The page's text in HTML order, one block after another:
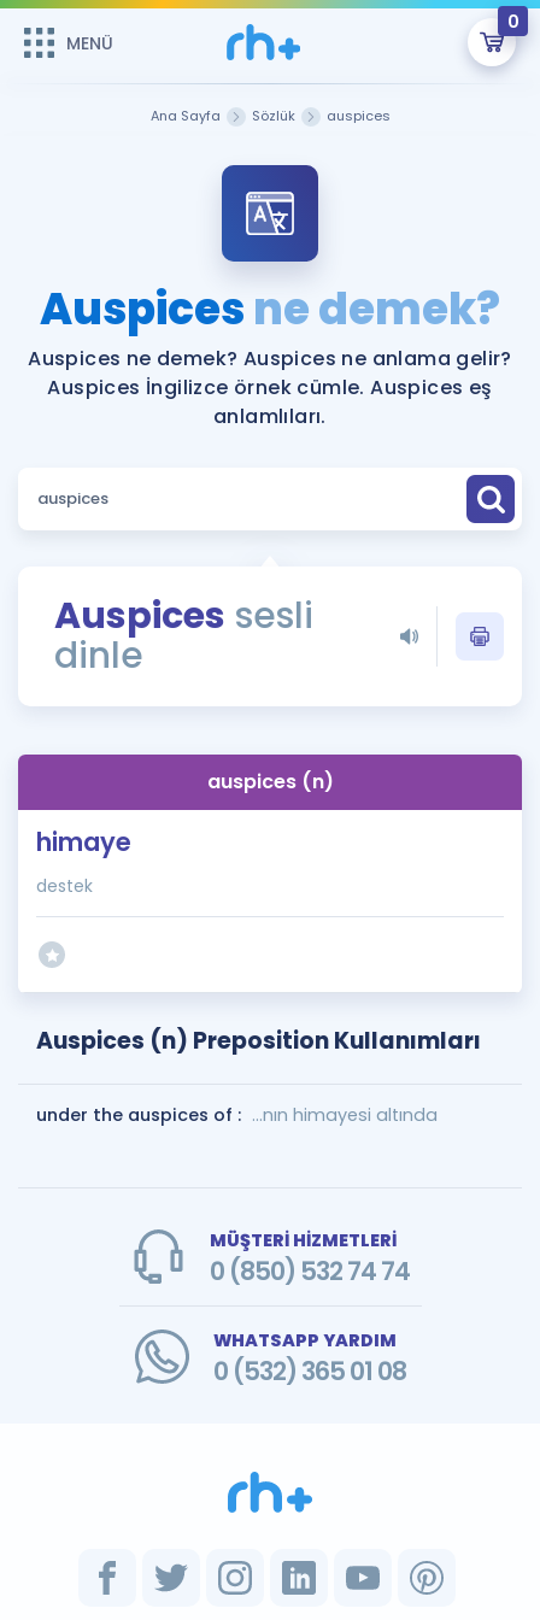
MENÜ
0
ÜYE DEĞİLİM
Sepetin Şu An Boş.
Remzi Hoca ile seni sınava hazırlayacak onlarca eğitim seni
bekliyor!
MENÜ
Katılımcı Görüşleri
Faydalı Araçlar
Sözlük
Rehberlik Aracı
ÖSYM Sınav Takvimi
İngilizce Gramer
Hakkımızda
Ana Sayfa Sözlük auspices
Auspicesne demek?
Auspices ne demek? Auspices ne anlama gelir?
Auspices İngilizce örnek cümle. Auspices eş
anlamlıları.
Auspices sesli
dinle
auspices (n)
himaye
destek
Auspices (n) Preposition Kullanımları
under the auspices of : ...nın himayesi altında
MÜŞTERİ HİZMETLERİ
0 (850) 532 74 74
WHATSAPP YARDIM
0 (532) 365 01 08